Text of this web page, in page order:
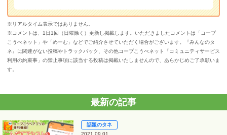
※リアルタイム表示ではありません。
※コメントは、1日1回（日曜除く）更新し掲載します。いただきましたコメントは「コープ
こうべネット」や「めーむ」などでご紹介させていただく場合がございます。『みんなのタ
ネ』に関連がない投稿やトラックバック、その他コープこうべネット「コミュニティサービス
利用の約束事」の禁止事項に該当する投稿は掲載いたしませんので、あらかじめご了承願いま
す。
最新の記事
話題のタネ
2021.09.01